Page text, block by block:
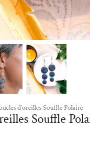
d’oreilles Souffle Polaire
Souffle